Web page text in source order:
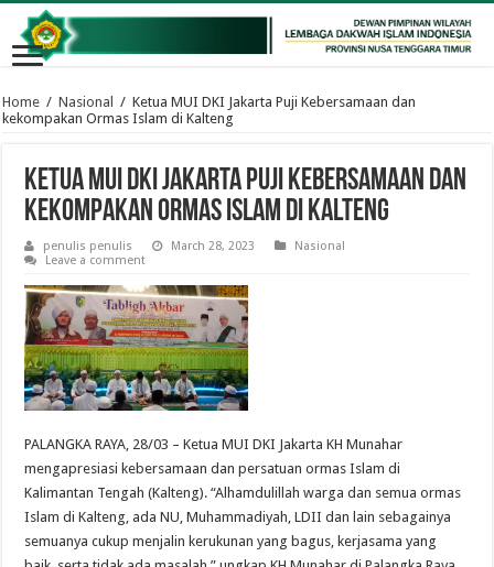
Home / Nasional / Ketua MUI DKI Jakarta Puji Kebersamaan dan
kekompakan Ormas Islam di Kalteng
Ketua MUI DKI Jakarta Puji Kebersamaan dan
kekompakan Ormas Islam di Kalteng
penulis penulis March 28, 2023
Nasional
Leave a comment
PALANGKA RAYA, 28/03 – Ketua MUI DKI Jakarta KH Munahar
mengapresiasi kebersamaan dan persatuan ormas Islam di
Kalimantan Tengah (Kalteng). “Alhamdulillah warga dan semua ormas
Islam di Kalteng, ada NU, Muhammadiyah, LDII dan lain sebagainya
semuanya cukup menjalin kerukunan yang bagus, kerjasama yang